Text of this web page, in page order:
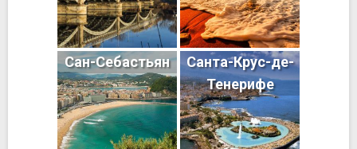
Сан-Себастьян
Санта-Крус-де-
Тенерифе